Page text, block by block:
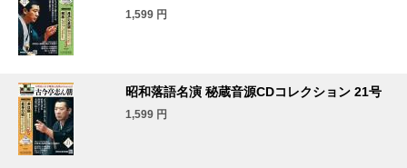
1,599 円
昭和落語名演 秘蔵音源CDコレクション 21号
1,599 円